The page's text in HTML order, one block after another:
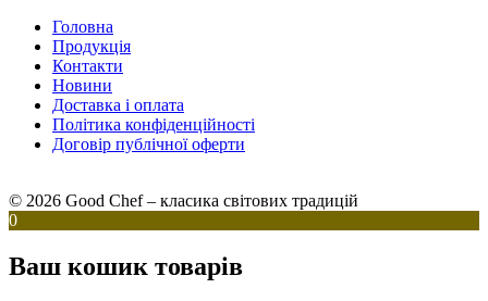
Головна
Продукція
Контакти
Новини
Доставка і оплата
Політика конфіденційності
Договір публічної оферти
© 2026 Good Chef – класика світових традицій
0
Ваш кошик товарів